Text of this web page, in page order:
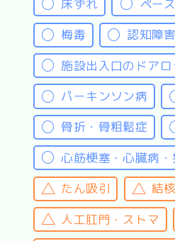
床ずれ
ペー
梅毒
認知障
施設出入口のドア
パーキンソン病
骨折・骨粗鬆症
心筋梗塞・心臓病
たん吸引
結
人工肛門・ストマ